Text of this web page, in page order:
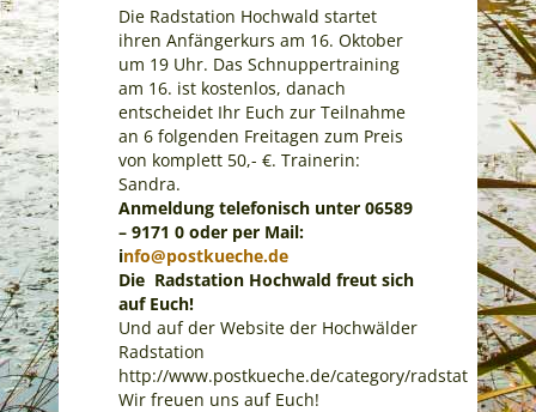
Die Radstation Hochwald startet
ihren Anfängerkurs am 16. Oktober
um 19 Uhr. Das Schnuppertraining
am 16. ist kostenlos, danach
entscheidet Ihr Euch zur Teilnahme
an 6 folgenden Freitagen zum Preis
von komplett 50,- €. Trainerin:
Sandra.
Anmeldung telefonisch unter 06589
– 9171 0 oder per Mail:
info@postkueche.de
Die Radstation Hochwald freut sich
auf Euch!
Und auf der Website der Hochwälder
Radstation
http://www.postkueche.de/category/radstation
Wir freuen uns auf Euch!